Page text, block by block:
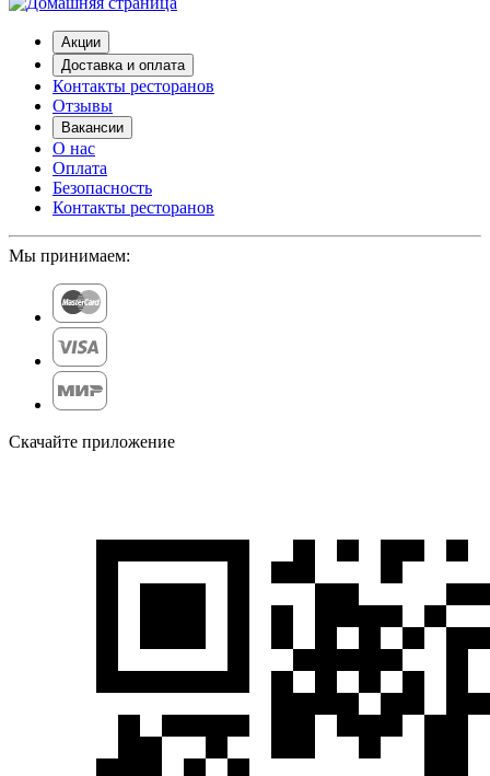
Акции
Доставка и оплата
Контакты ресторанов
Отзывы
Вакансии
О нас
Оплата
Безопасность
Контакты ресторанов
Мы принимаем:
Скачайте приложение